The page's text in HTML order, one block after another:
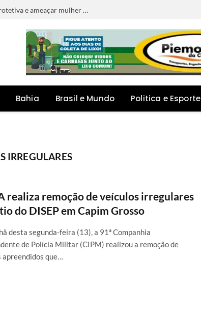
Homem é preso por descumprir medida protetiva e ameaçar mulher em Jacobina
Bahia Brasil e Mundo Politica e Esporte
IRREGULARES
realiza remoção de veículos irregulares
do DISEP em Capim Grosso
desta segunda-feira (13), a 91ª Companhia
de Polícia Militar (CIPM) realizou a remoção de
apreendidos que…